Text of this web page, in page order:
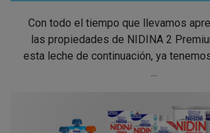
Con todo el tiempo que llevamos
las propiedades de NIDINA 2
esta leche de continuación, ya
...